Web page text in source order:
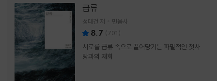
급류
정대건 저 민음사
8.7 (701 )
서로를 급류 속으로 끌어당기는 파멸적인 첫사
랑과의 재회